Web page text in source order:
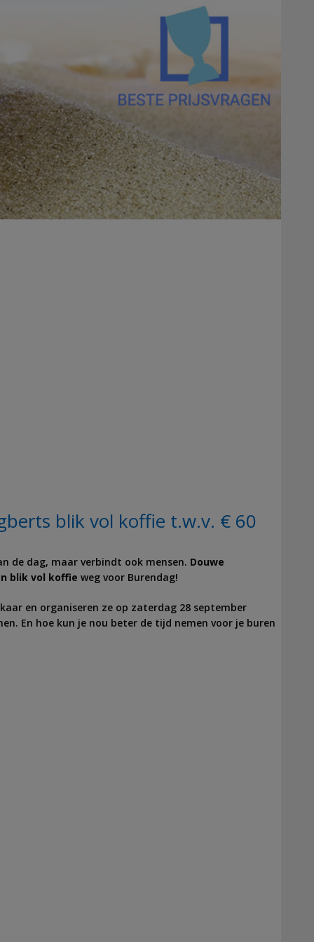
blik vol koffie t.w.v. € 60
de dag, maar verbindt ook mensen. Douwe
blik vol koffie weg voor Burendag!
en organiseren ze op zaterdag 28 september
En hoe kun je nou beter de tijd nemen voor je buren